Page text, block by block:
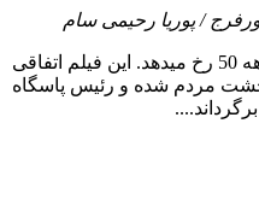
/ پوریا رحیمی سام
داستان این فیلم در اواخر دهه 50 رخ میدهد. این فیلم اتفاقی
مردم شده و رئیس پاسگاه